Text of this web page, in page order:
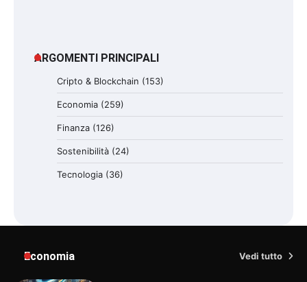
ARGOMENTI PRINCIPALI
Cripto & Blockchain (153)
Economia (259)
Finanza (126)
Sostenibilità (24)
Tecnologia (36)
Economia Vedi tutto